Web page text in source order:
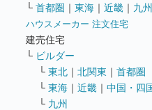
└ 首都圏 ｜ 東海 ｜ 近畿 ｜ 九州
ハウスメーカー 注文住宅
建売住宅
└ ビルダー
└ 東北 ｜ 北関東 ｜ 首都圏
└ 東海 ｜ 近畿 ｜ 中国・四
└ 九州